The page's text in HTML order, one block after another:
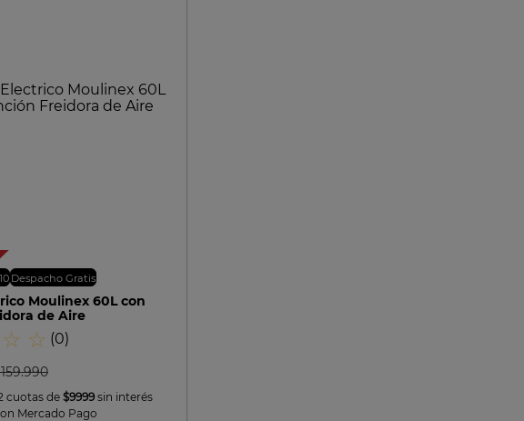
Despacho Gratis
Moulinex 60L con
de Aire
☆ ☆ (0)
159.990
cuotas de $9999 sin interés
Mercado Pago
10
excellence